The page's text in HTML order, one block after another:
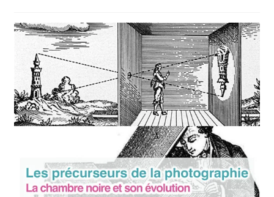
Solde de la carte-cadeau
Boutique en ligne
Blog
Panier
Politique de confidentialité
Validation de la commande